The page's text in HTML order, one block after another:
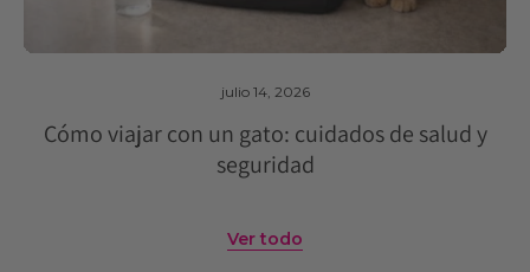
julio 14, 2026
Cómo viajar con un gato: cuidados de salud y
seguridad
Ver todo